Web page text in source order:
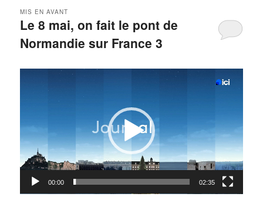
Le 8 mai, on fait le pont de
Normandie sur France 3
MIS EN AVANT
00:00 02:35